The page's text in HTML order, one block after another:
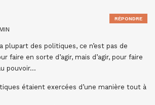
plupart des politiques, ce n’est pas de
faire en sorte d’agir, mais d’agir, pour faire
pouvoir…
étaient exercées d’une manière tout à
RÉPONDRE